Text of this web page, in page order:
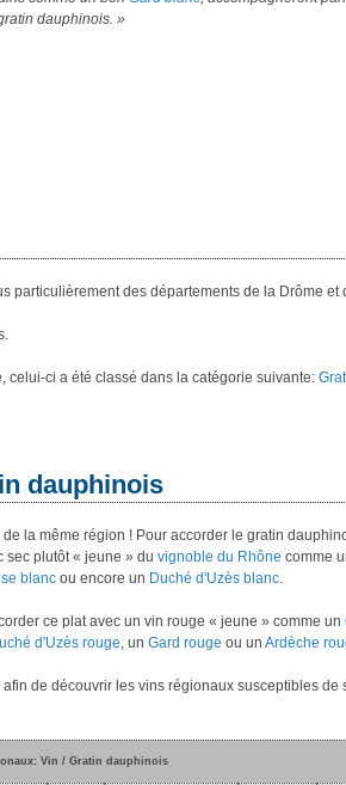
dauphinois. »
particulièrement des départements de la Drôme et
celui-ci a été classé dans la catégorie suivante:
dauphinois
la même région ! Pour accorder le gratin
sec plutôt « jeune » du vignoble du Rhône comme
blanc ou encore un Duché d'Uzès blanc.
ce plat avec un vin rouge « jeune » comme un
d'Uzès rouge, un Gard rouge ou un Ardèche
de découvrir les vins régionaux susceptibles de
Vin / Gratin dauphinois